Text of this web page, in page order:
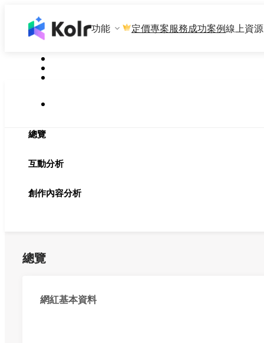
功能 定價專案服務成功案例線上資源
總覽
互動分析
創作內容分析
總覽
網紅基本資料